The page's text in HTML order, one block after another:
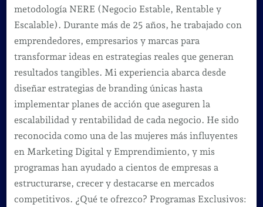
metodología NERE (Negocio Estable, Rentable y
Escalable). Durante más de 25 años, he trabajado con
emprendedores, empresarios y marcas para
transformar ideas en estrategias reales que generan
resultados tangibles. Mi experiencia abarca desde
diseñar estrategias de branding únicas hasta
implementar planes de acción que aseguren la
escalabilidad y rentabilidad de cada negocio. He sido
reconocida como una de las mujeres más influyentes
en Marketing Digital y Emprendimiento, y mis
programas han ayudado a cientos de empresas a
estructurarse, crecer y destacarse en mercados
competitivos. ¿Qué te ofrezco? Programas Exclusivos: